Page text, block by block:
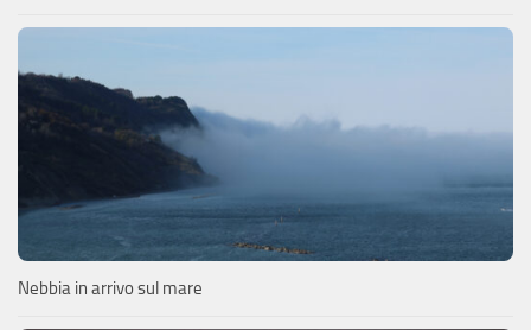
Nebbia in arrivo sul mare